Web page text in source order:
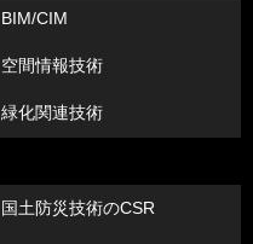
BIM/CIM
空間情報技術
緑化関連技術
国土防災技術のCSR